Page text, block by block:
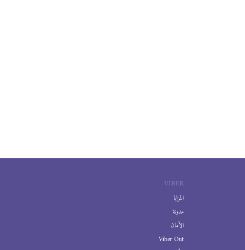
VIBER
المزايا
مدونة
الأمان
Viber Out